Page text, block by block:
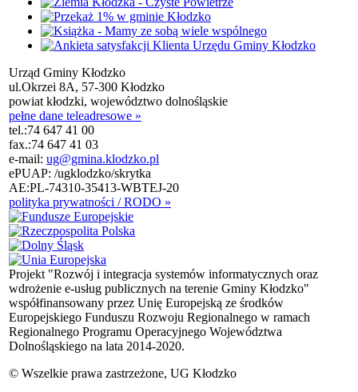
Urząd Gminy Kłodzko
ul.Okrzei 8A, 57-300 Kłodzko
powiat kłodzki, województwo dolnośląskie
pełne dane teleadresowe »
tel.:74 647 41 00
fax.:74 647 41 03
e-mail: ug@gmina.klodzko.pl
ePUAP: /ugklodzko/skrytka
AE:PL-74310-35413-WBTEJ-20
polityka prywatności / RODO »
Projekt "Rozwój i integracja systemów informatycznych oraz
wdrożenie e-usług publicznych na terenie Gminy Kłodzko"
współfinansowany przez Unię Europejską ze środków
Europejskiego Funduszu Rozwoju Regionalnego w ramach
Regionalnego Programu Operacyjnego Województwa
Dolnośląskiego na lata 2014-2020.
© Wszelkie prawa zastrzeżone, UG Kłodzko